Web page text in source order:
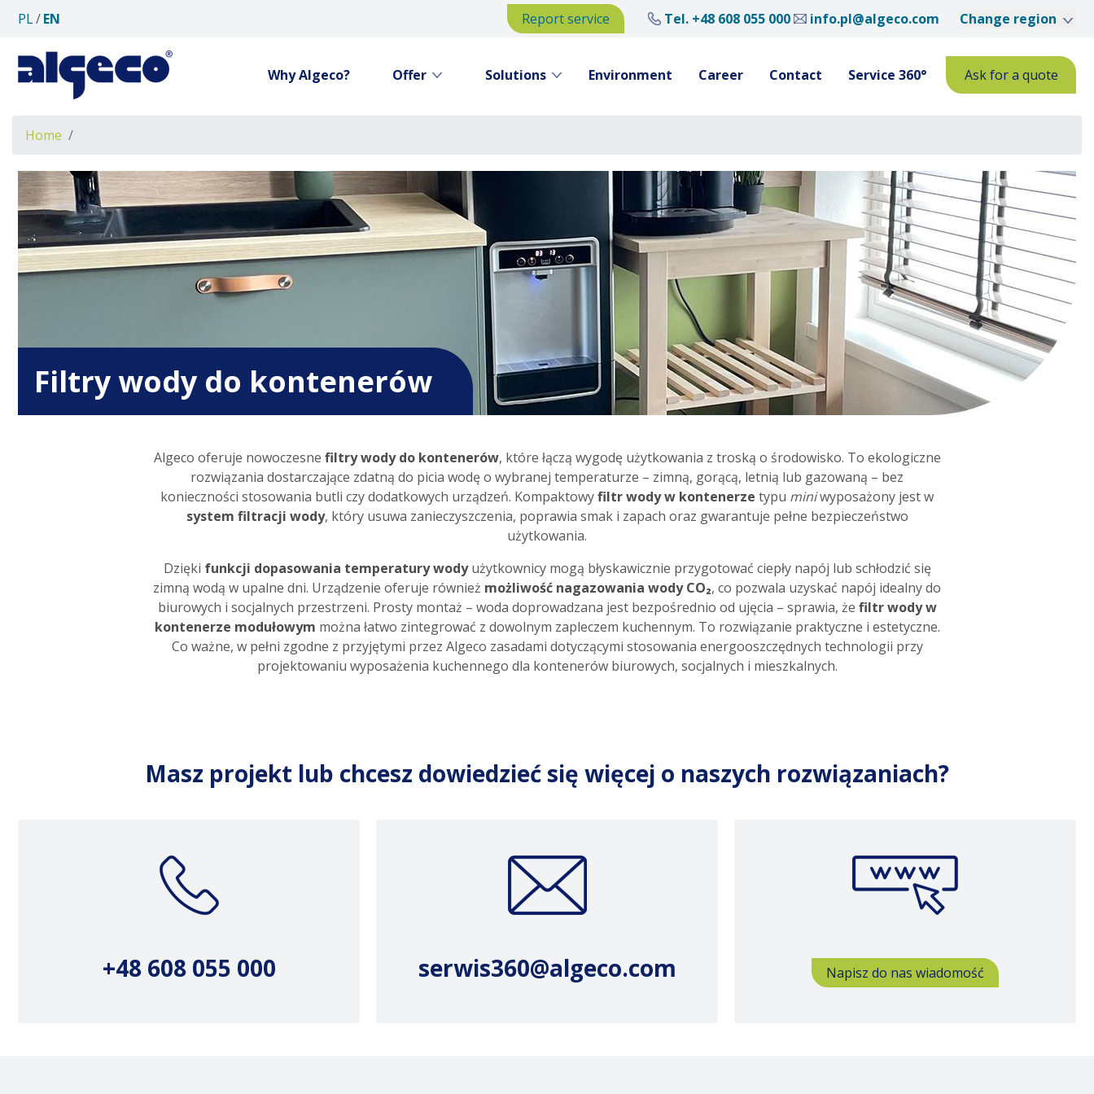
main
PL EN Report service Tel. +48 608 055 000 info.pl@algeco.com Change region
Why Algeco? Offer Solutions Environment Career Contact Service 360° Ask for a quote
Breadcrumb
Home
Filtry wody do kontenerów
Algeco oferuje nowoczesne filtry wody do kontenerów, które łączą wygodę użytkowania z troską o środowisko. To ekologiczne
rozwiązania dostarczające zdatną do picia wodę o wybranej temperaturze – zimną, gorącą, letnią lub gazowaną – bez
konieczności stosowania butli czy dodatkowych urządzeń. Kompaktowyfiltr wody w kontenerze typu miniwyposażony jest w
system filtracji wody, który usuwa zanieczyszczenia, poprawia smak i zapach oraz gwarantuje pełne bezpieczeństwo
użytkowania.
Dzięki funkcji dopasowania temperatury wodyużytkownicy mogą błyskawicznie przygotować ciepły napój lub schłodzić się
zimną wodą w upalne dni. Urządzenie oferuje również możliwość nagazowania wody CO₂, co pozwala uzyskać napój idealny do
biurowych i socjalnych przestrzeni. Prosty montaż – woda doprowadzana jest bezpośrednio od ujęcia – sprawia, że filtr wody w
kontenerze modułowym można łatwo zintegrować z dowolnym zapleczem kuchennym. To rozwiązanie praktyczne i estetyczne.
Co ważne, w pełni zgodne z przyjętymi przez Algeco zasadami dotyczącymi stosowania energooszczędnych technologii przy
projektowaniu wyposażenia kuchennego dla kontenerów biurowych, socjalnych i mieszkalnych.
Masz projekt lub chcesz dowiedzieć się więcej o naszych rozwiązaniach?
+48 608 055 000 serwis360@algeco.com Napisz do nas wiadomość